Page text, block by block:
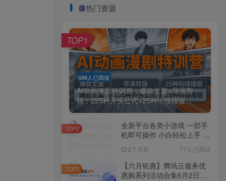
热门资源
598人已阅读
AI动画漫剧特训营：爆款文案+导演剪
辑：225种开头公式+25种衔接模板...
TOP1
全新平台各类小游戏 一部手
机即可操作 小白轻松上手 长
2个月前 77人已阅读
TOP2
【六月钜惠】腾讯云服务优
惠购系列活动合集6月2日更
TOP3